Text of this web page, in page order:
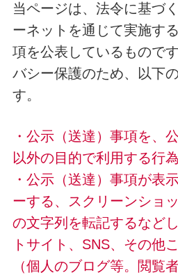
当ページは、法令に基づ
ーネットを通じて実施す
項を公表しているもので
バシー保護のため、以下
す。
・公示（送達）事項を、
以外の目的で利用する行為
・公示（送達）事項が表
ーする、スクリーンショ
の文字列を転記するなど
トサイト、SNS、その他
（個人のブログ等。閲覧